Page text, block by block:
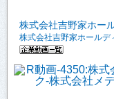
株式会社吉野家ホー
株式会社吉野家ホールデ